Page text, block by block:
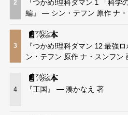
2
『つかめ!理科ダマン 1 「科学
編』 — シン・テフン 原作 ナ
3
『つかめ!理科ダマン 12 最強
ン・テフン 原作 ナ・スンフン
4 『王国』 — 湊かなえ 著